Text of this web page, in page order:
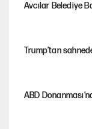
Avcılar Belediye
Trump’tan
ABD